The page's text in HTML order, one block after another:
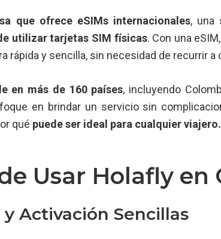
que ofrece eSIMs internacionales, una
utilizar tarjetas SIM físicas. Con una
rápida y sencilla, sin necesidad de recurrir a
en más de 160 países, incluyendo
en brindar un servicio sin
qué puede ser ideal para cualquier viajero.
Usar Holafly en
y Activación Sencillas